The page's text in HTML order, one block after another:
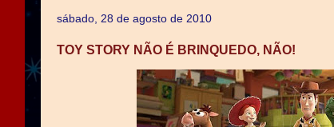
sábado, 28 de agosto de 2010
TOY STORY NÃO É BRINQUEDO, NÃO!